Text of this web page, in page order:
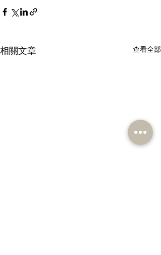
相關文章 查看全部